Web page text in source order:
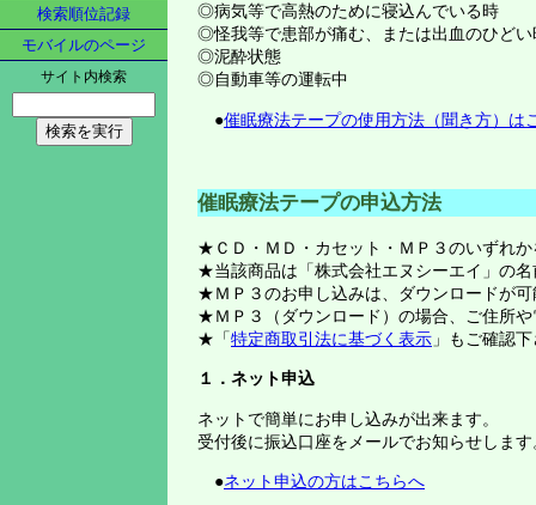
検索順位記録
モバイルのページ
サイト内検索
◎病気等で高熱のために寝込んでいる時
◎怪我等で患部が痛む、または出血のひどい
◎泥酔状態
◎自動車等の運転中
●催眠療法テープの使用方法（聞き方）は
催眠療法テープの申込方法
★ＣＤ・ＭＤ・カセット・ＭＰ３のいずれ
★当該商品は「株式会社エヌシーエイ」の
★ＭＰ３のお申し込みは、ダウンロードが
★ＭＰ３（ダウンロード）の場合、ご住所
★「特定商取引法に基づく表示 」もご確認
１．ネット申込
ネットで簡単にお申し込みが出来ます。
受付後に振込口座をメールでお知らせします
●ネット申込の方はこちらへ